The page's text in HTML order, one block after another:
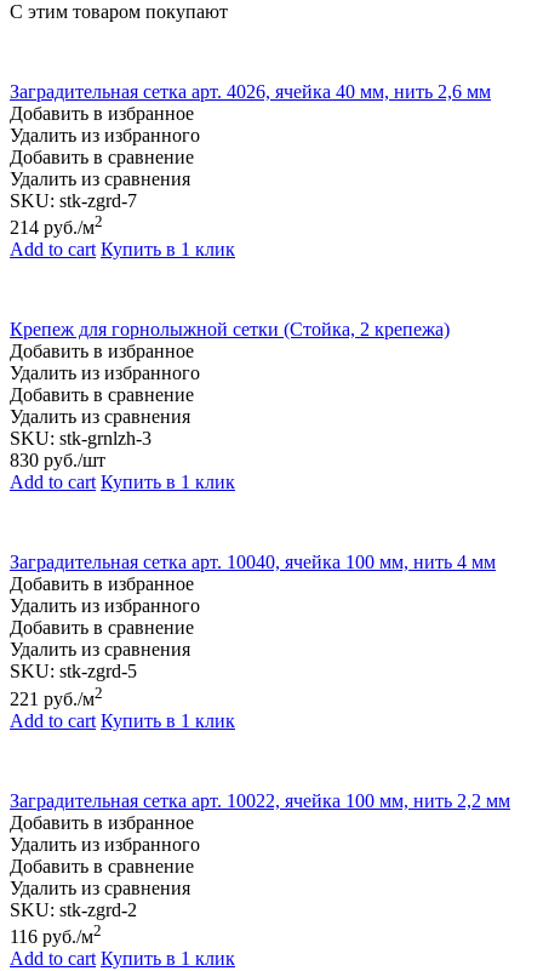
С этим товаром покупают
Заградительная сетка арт. 4026, ячейка 40 мм, нить 2,6 мм
Добавить в избранное
Удалить из избранного
Добавить в сравнение
Удалить из сравнения
SKU: stk-zgrd-7
214 руб./м2
Add to cart Купить в 1 клик
Крепеж для горнолыжной сетки (Стойка, 2 крепежа)
Добавить в избранное
Удалить из избранного
Добавить в сравнение
Удалить из сравнения
SKU: stk-grnlzh-3
830 руб./шт
Add to cart Купить в 1 клик
Заградительная сетка арт. 10040, ячейка 100 мм, нить 4 мм
Добавить в избранное
Удалить из избранного
Добавить в сравнение
Удалить из сравнения
SKU: stk-zgrd-5
221 руб./м2
Add to cart Купить в 1 клик
Заградительная сетка арт. 10022, ячейка 100 мм, нить 2,2 мм
Добавить в избранное
Удалить из избранного
Добавить в сравнение
Удалить из сравнения
SKU: stk-zgrd-2
116 руб./м2
Add to cart Купить в 1 клик